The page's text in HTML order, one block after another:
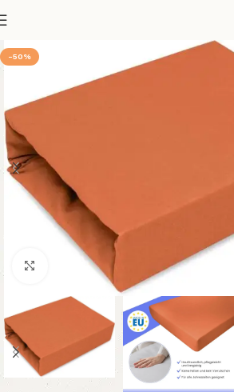
-50%
Klicken um zu vergrößern